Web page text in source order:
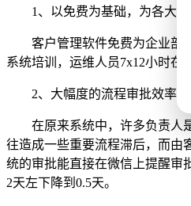
1、以免费为基础，为各大企
客户管理软件免费为企业部
系统培训，运维人员7x12小时在
2、大幅度的流程审批效率
在原来系统中，许多负责人是
往造成一些重要流程滞后，而由
统的审批能直接在微信上提醒审
2天左下降到0.5天。